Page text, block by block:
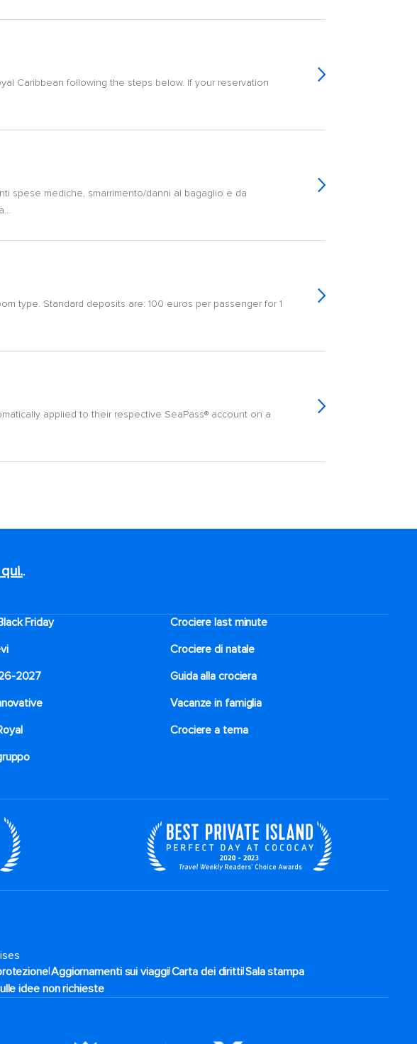
Caribbean following the steps below. If your reservation
spese mediche, smarrimento/danni al bagaglio e da
type. Standard deposits are: 100 euros per passenger for 1
applied to their respective SeaPass® account on a
.
Friday
Crociere last minute
Crociere di natale​
2027
Guida alla crociera
Vacanze in famiglia
Crociere a tema
|Aggiornamenti sui viaggi|Carta dei diritti|Sala stampa
idee non richieste